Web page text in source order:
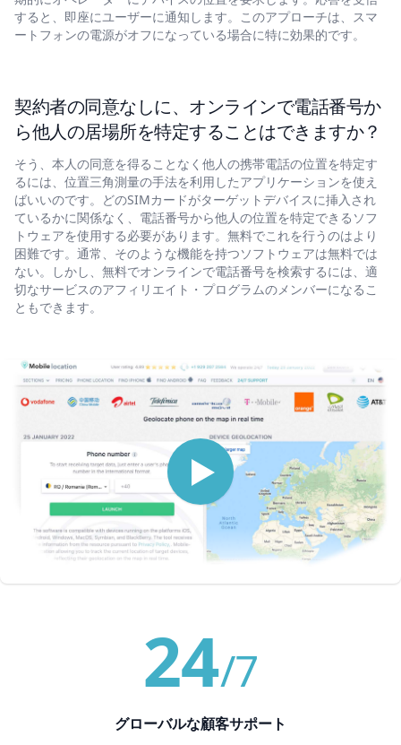
すると、即座にユーザーに通知します。このアプローチは、スマ
ートフォンの電源がオフになっている場合に特に効果的です。
契約者の同意なしに、オンラインで電話番号か
ら他人の居場所を特定することはできますか？
そう、本人の同意を得ることなく他人の携帯電話の位置を特定す
るには、位置三角測量の手法を利用したアプリケーションを使え
ばいいのです。どのSIMカードがターゲットデバイスに挿入され
ているかに関係なく、電話番号から他人の位置を特定できるソフ
トウェアを使用する必要があります。無料でこれを行うのはより
困難です。通常、そのような機能を持つソフトウェアは無料では
ない。しかし、無料でオンラインで電話番号を検索するには、適
切なサービスのアフィリエイト・プログラムのメンバーになるこ
ともできます。
24/7
グローバルな顧客サポート